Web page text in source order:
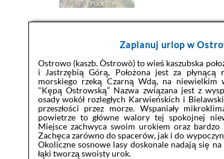
Puck
Zaplanuj urlop w
Ostrowo (kaszb. Òstrowò) to wieś kaszubska
i Jastrzębią Górą, Położona jest za płynącą
morskiego rzeką Czarną Wdą, na niewielkim
"Kępą Ostrowską” Nazwa związana jest z
osady wokół rozległych Karwieńskich i
przeszłości przez morze. Wspaniały
powietrze to główne walory tej spokojnej
Miejsce zachwyca swoim urokiem oraz
Zachęca zarówno do spacerów, jak i do
Okoliczne sosnowe lasy doskonale nadają się
łąki tworzą swoisty urok.